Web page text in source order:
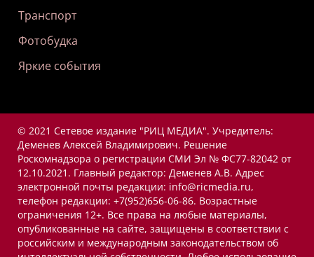
Транспорт
Фотобудка
Яркие события
© 2021 Сетевое издание "РИЦ МЕДИА". Учредитель:
Деменев Алексей Владимирович. Решение
Роскомнадзора о регистрации СМИ Эл № ФС77-82042 от
12.10.2021. Главный редактор: Деменев А.В. Адрес
электронной почты редакции: info@ricmedia.ru,
телефон редакции: +7(952)656-06-86. Возрастные
ограничения 12+. Все права на любые материалы,
опубликованные на сайте, защищены в соответствии с
российским и международным законодательством об